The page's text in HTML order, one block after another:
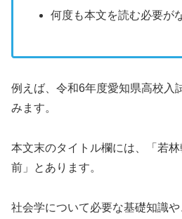
何度も本文を読む必要が
例えば、令和6年度愛知県高校
みます。
本文末のタイトル欄には、「若
前」とあります。
社会学について必要な基礎知識